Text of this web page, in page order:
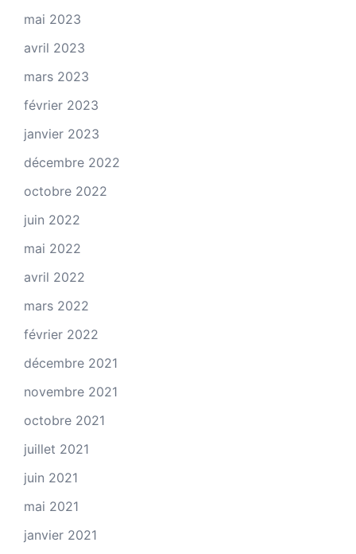
mai 2023
avril 2023
mars 2023
février 2023
janvier 2023
décembre 2022
octobre 2022
juin 2022
mai 2022
avril 2022
mars 2022
février 2022
décembre 2021
novembre 2021
octobre 2021
juillet 2021
juin 2021
mai 2021
janvier 2021